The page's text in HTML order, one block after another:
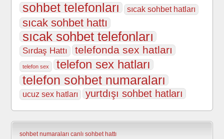
sohbet telefonları sıcak sohbet hatları
sıcak sohbet hattı
sıcak sohbet telefonları
Sırdaş Hattı telefonda sex hatları
telefon sex telefon sex hatları
telefon sohbet numaraları
ucuz sex hatları yurtdışı sohbet hatları
sohbet numaraları canlı sohbet hattı